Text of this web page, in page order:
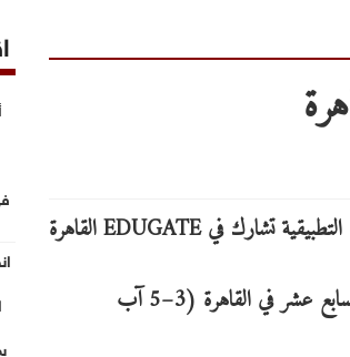
الدكتور احمد فخري العجلوني، شاركت جامعة البلقاء التطبيقية في معرض EDUGATE السابع عشر في القاهرة (3–5 آب